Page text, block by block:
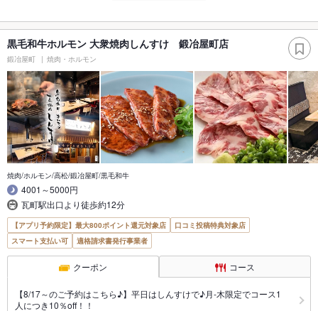
黒毛和牛ホルモン 大衆焼肉しんすけ 鍛冶屋町店
鍛冶屋町 焼肉・ホルモン
焼肉/ホルモン/高松/鍛冶屋町/黒毛和牛
4001～5000円
瓦町駅出口より徒歩約12分
【アプリ予約限定】最大800ポイント還元対象店
口コミ投稿特典対象店
スマート支払い可
適格請求書発行事業者
クーポン コース
【8/17～のご予約はこちら♪】平日はしんすけで♪月-木限定でコース1
人につき10％off！！